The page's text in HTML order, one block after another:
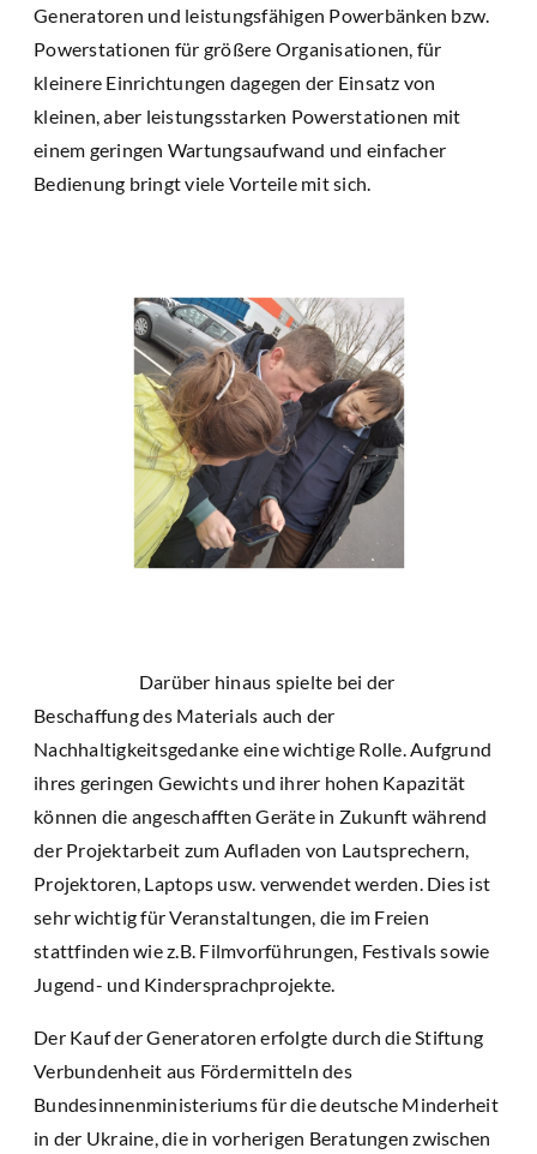
Generatoren und leistungsfähigen Powerbänken bzw.
Powerstationen für größere Organisationen, für
kleinere Einrichtungen dagegen der Einsatz von
kleinen, aber leistungsstarken Powerstationen mit
einem geringen Wartungsaufwand und einfacher
Bedienung bringt viele Vorteile mit sich.
Darüber hinaus spielte bei der
Beschaffung des Materials auch der
Nachhaltigkeitsgedanke eine wichtige Rolle. Aufgrund
ihres geringen Gewichts und ihrer hohen Kapazität
können die angeschafften Geräte in Zukunft während
der Projektarbeit zum Aufladen von Lautsprechern,
Projektoren, Laptops usw. verwendet werden. Dies ist
sehr wichtig für Veranstaltungen, die im Freien
stattfinden wie z.B. Filmvorführungen, Festivals sowie
Jugend- und Kindersprachprojekte.
Der Kauf der Generatoren erfolgte durch die Stiftung
Verbundenheit aus Fördermitteln des
Bundesinnenministeriums für die deutsche Minderheit
in der Ukraine, die in vorherigen Beratungen zwischen